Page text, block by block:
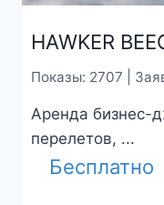
HAWKER
Показы: 2707 |
Аренда бизнес-
перелетов, ...
Бесплатно